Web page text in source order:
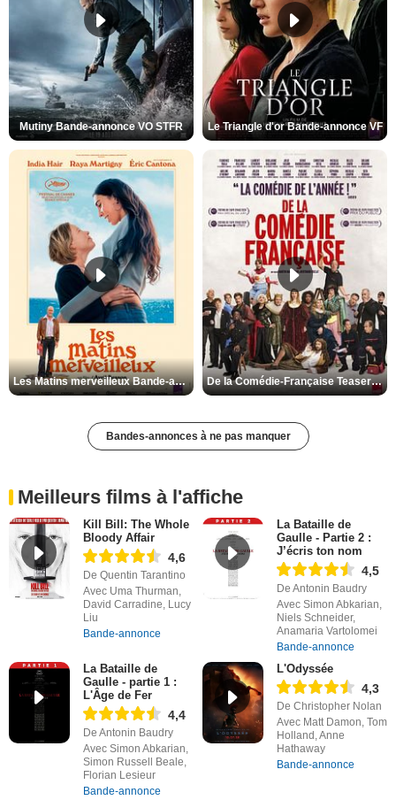
Mutiny Bande-annonce VO STFR Le Triangle d'or Bande-annonce VF
Les Matins merveilleux Bande-annonce VF De la Comédie-Française Teaser VF
Bandes-annonces à ne pas manquer
Meilleurs films à l'affiche
Kill Bill: The Whole
Bloody Affair
4,6
De Quentin Tarantino
Avec Uma Thurman,
David Carradine, Lucy
Liu
Bande-annonce
La Bataille de
Gaulle - Partie 2 :
J’écris ton nom
4,5
De Antonin Baudry
Avec Simon Abkarian,
Niels Schneider,
Anamaria Vartolomei
Bande-annonce
La Bataille de
Gaulle - partie 1 :
L'Âge de Fer
4,4
De Antonin Baudry
Avec Simon Abkarian,
Simon Russell Beale,
Florian Lesieur
Bande-annonce
L'Odyssée
4,3
De Christopher Nolan
Avec Matt Damon, Tom
Holland, Anne
Hathaway
Bande-annonce